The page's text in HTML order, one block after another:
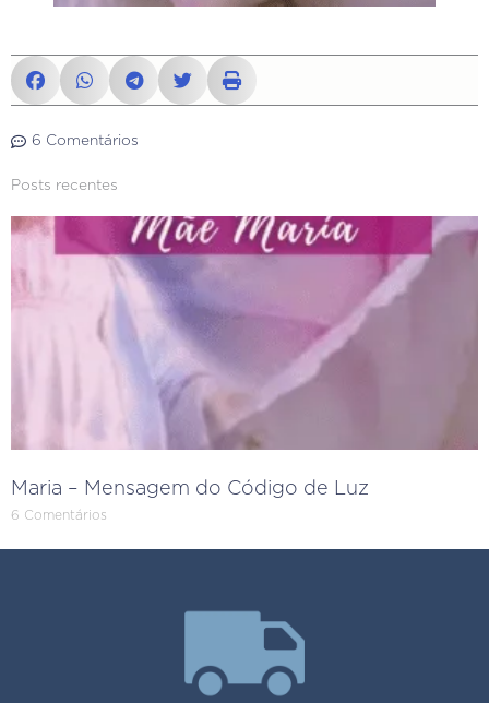
6 Comentários
Posts recentes
Maria – Mensagem do Código de Luz
6 Comentários